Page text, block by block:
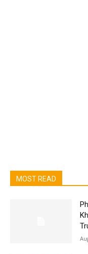
MOST READ